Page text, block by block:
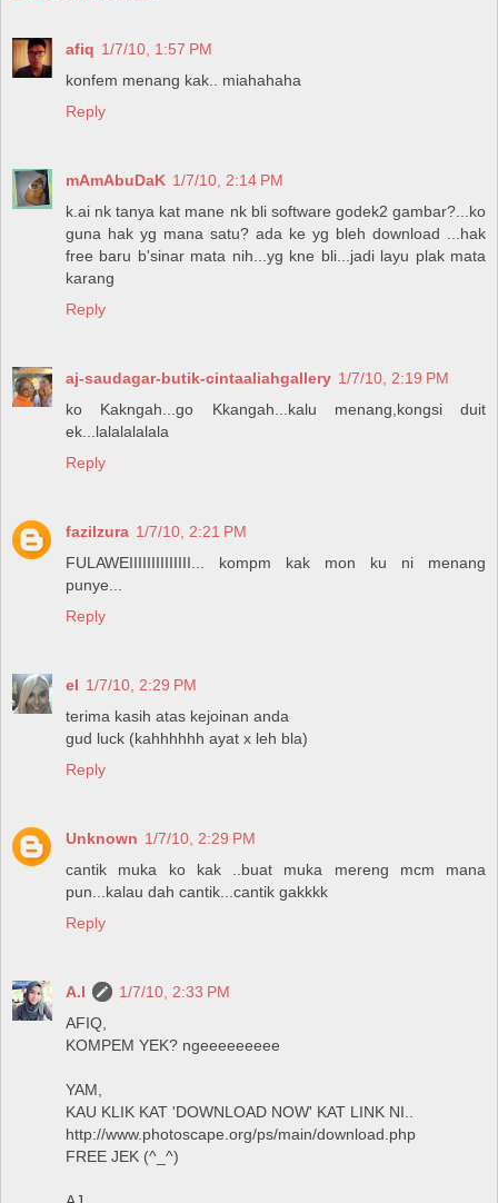
afiq 1/7/10, 1:57 PM
konfem menang kak.. miahahaha
Reply
mAmAbuDaK 1/7/10, 2:14 PM
k.ai nk tanya kat mane nk bli software godek2 gambar?...ko
guna hak yg mana satu? ada ke yg bleh download ...hak
free baru b'sinar mata nih...yg kne bli...jadi layu plak mata
karang
Reply
aj-saudagar-butik-cintaaliahgallery 1/7/10, 2:19 PM
ko Kakngah...go Kkangah...kalu menang,kongsi duit
ek...lalalalalala
Reply
fazilzura 1/7/10, 2:21 PM
FULAWEIIIIIIIIIIIIII... kompm kak mon ku ni menang
punye...
Reply
el 1/7/10, 2:29 PM
terima kasih atas kejoinan anda
gud luck (kahhhhhh ayat x leh bla)
Reply
Unknown 1/7/10, 2:29 PM
cantik muka ko kak ..buat muka mereng mcm mana
pun...kalau dah cantik...cantik gakkkk
Reply
A.I
1/7/10, 2:33 PM
AFIQ,
KOMPEM YEK? ngeeeeeeeee
YAM,
KAU KLIK KAT 'DOWNLOAD NOW' KAT LINK NI..
http://www.photoscape.org/ps/main/download.php
FREE JEK (^_^)